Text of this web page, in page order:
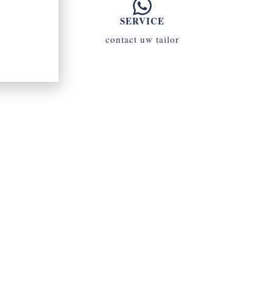
SERVICE
contact uw tailor